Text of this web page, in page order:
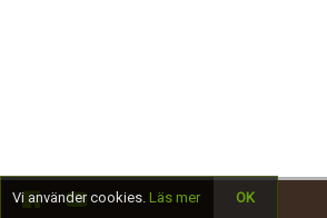
Vi använder cookies. Läs mer OK